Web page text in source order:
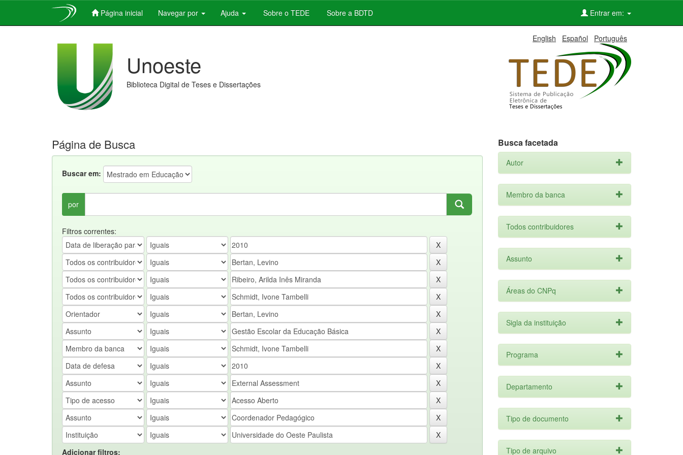
Página inicial Navegar por Ajuda Sobre o TEDE Sobre a BDTD Entrar em:
English Español Português
Unoeste
Biblioteca Digital de Teses e Dissertações
Página de Busca
Buscar em:
por
Filtros correntes:
Adicionar filtros:
Busca facetada
Autor
Membro da banca
Todos contribuidores
Assunto
Áreas do CNPq
Sigla da instituição
Programa
Departamento
Tipo de documento
Tipo de arquivo